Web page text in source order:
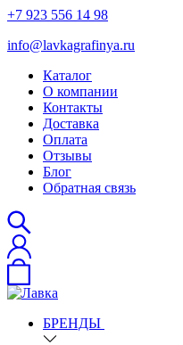
+7 923 556 14 98
info@lavkagrafinya.ru
Каталог
О компании
Контакты
Доставка
Оплата
Отзывы
Блог
Обратная связь
БРЕНДЫ